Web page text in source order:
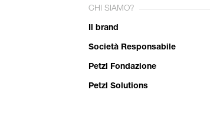
CHI SIAMO?
Il brand
Società Responsabile
Petzl Fondazione
Petzl Solutions